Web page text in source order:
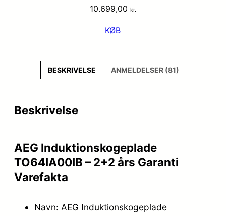
10.699,00 kr.
KØB
BESKRIVELSE ANMELDELSER (81)
Beskrivelse
AEG Induktionskogeplade
TO64IA00IB – 2+2 års Garanti
Varefakta
Navn: AEG Induktionskogeplade